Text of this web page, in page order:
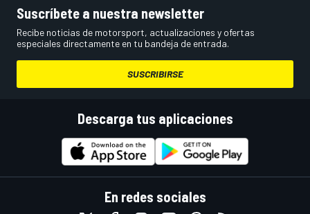
Suscríbete a nuestra newsletter
Recibe noticias de motorsport, actualizaciones y ofertas
especiales directamente en tu bandeja de entrada.
SUSCRIBIRSE
Descarga tus aplicaciones
En redes sociales